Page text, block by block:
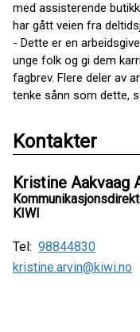
med assisterende
har gått veien fra
- Dette er en
unge folk og gi dem
fagbrev. Flere deler av
tenke sånn som dette,
Kontakter
Kristine Aakvaag
KIWI
Tel: 98844830
kristine.arvin@kiwi.no